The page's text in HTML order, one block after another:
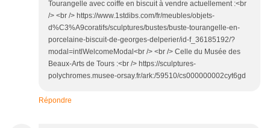
Tourangelle avec coiffe en biscuit à vendre actuellement :<br
/> <br /> https://www.1stdibs.com/fr/meubles/objets-
d%C3%A9coratifs/sculptures/bustes/buste-tourangelle-en-
porcelaine-biscuit-de-georges-delperier/id-f_36185192/?
modal=intlWelcomeModal<br /> <br /> Celle du Musée des
Beaux-Arts de Tours :<br /> https://sculptures-
polychromes.musee-orsay.fr/ark:/59510/cs000000002cyt6gd
Répondre